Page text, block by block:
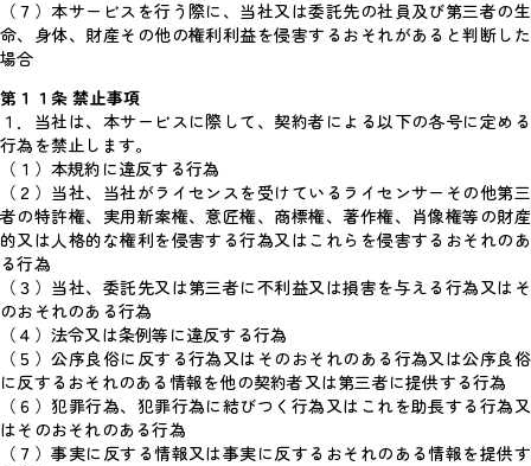
（７）本サービスを行う際に、当社又は委託先の社員及び第三者の生
命、身体、財産その他の権利利益を侵害するおそれがあると判断した
場合
第１１条 禁止事項
１．当社は、本サービスに際して、契約者による以下の各号に定める
行為を禁止します。
（１）本規約に違反する行為
（２）当社、当社がライセンスを受けているライセンサーその他第三
者の特許権、実用新案権、意匠権、商標権、著作権、肖像権等の財産
的又は人格的な権利を侵害する行為又はこれらを侵害するおそれのあ
る行為
（３）当社、委託先又は第三者に不利益又は損害を与える行為又はそ
のおそれのある行為
（４）法令又は条例等に違反する行為
（５）公序良俗に反する行為又はそのおそれのある行為又は公序良俗
に反するおそれのある情報を他の契約者又は第三者に提供する行為
（６）犯罪行為、犯罪行為に結びつく行為又はこれを助長する行為又
はそのおそれのある行為
（７）事実に反する情報又は事実に反するおそれのある情報を提供す